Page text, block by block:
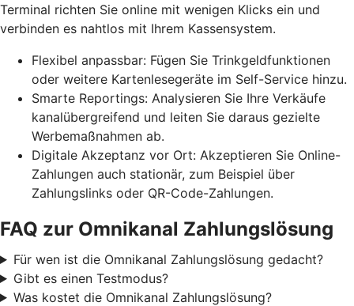
Terminal richten Sie online mit wenigen Klicks ein und
verbinden es nahtlos mit Ihrem Kassensystem.
Flexibel anpassbar: Fügen Sie Trinkgeldfunktionen
oder weitere Kartenlesegeräte im Self-Service hinzu.
Smarte Reportings: Analysieren Sie Ihre Verkäufe
kanalübergreifend und leiten Sie daraus gezielte
Werbemaßnahmen ab.
Digitale Akzeptanz vor Ort: Akzeptieren Sie Online-
Zahlungen auch stationär, zum Beispiel über
Zahlungslinks oder QR-Code-Zahlungen.
FAQ zur Omnikanal Zahlungslösung
Für wen ist die Omnikanal Zahlungslösung gedacht?
Gibt es einen Testmodus?
Was kostet die Omnikanal Zahlungslösung?